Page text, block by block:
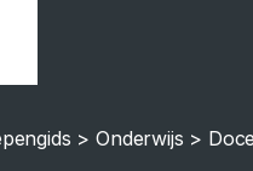
>Onderwijs >